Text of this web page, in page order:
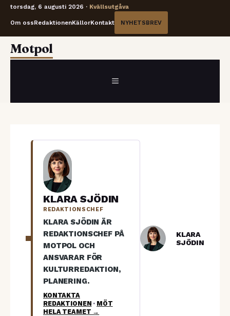
torsdag, 6 augusti 2026 · Kvällsutgåva
Om ossRedaktionenKällorKontakt NYHETSBREV
HoppaMotpol
MENY
KLARA SJÖDIN
REDAKTIONSCHEF
KLARA SJÖDIN ÄR
REDAKTIONSCHEF PÅ
MOTPOL OCH
ANSVARAR FÖR
KULTURREDAKTION,
PLANERING.
KONTAKTA
REDAKTIONEN · MÖT
HELA TEAMET →
KLARA
SJÖDIN